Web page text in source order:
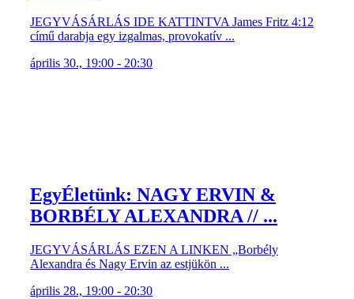
JEGYVÁSÁRLÁS IDE KATTINTVA James Fritz 4:12
című darabja egy izgalmas, provokatív ...
április 30., 19:00 - 20:30
EgyÉletünk: NAGY ERVIN &
BORBÉLY ALEXANDRA // ...
JEGYVÁSÁRLÁS EZEN A LINKEN „Borbély
Alexandra és Nagy Ervin az estjükön ...
április 28., 19:00 - 20:30